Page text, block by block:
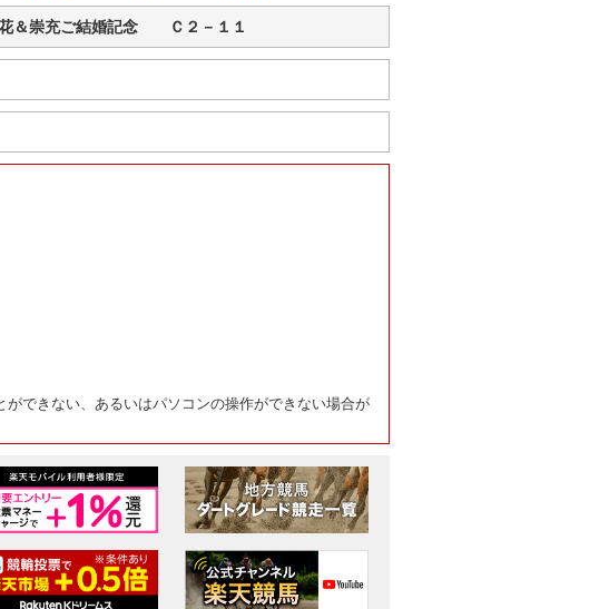
花＆崇充ご結婚記念 Ｃ２－１１
できない、あるいはパソコンの操作ができない場合が